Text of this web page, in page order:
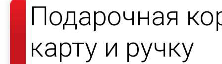
Подарочная
карту и ручку